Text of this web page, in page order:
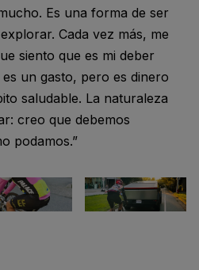
Es una forma de ser
Cada vez más, me
siento que es mi deber
un gasto, pero es dinero
saludable. La naturaleza
creo que debemos
podamos.”